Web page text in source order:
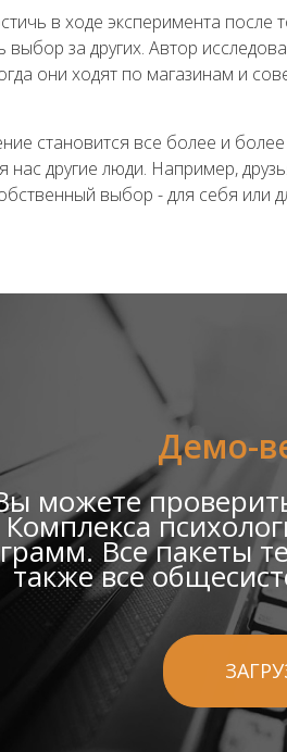
в ходе эксперимента
выбор за других. Автор
они ходят по магазинам и
становится все более и
другие люди. Например,
выбор - для себя
Демо-
можете
Комплекса
Все пакеты
также все